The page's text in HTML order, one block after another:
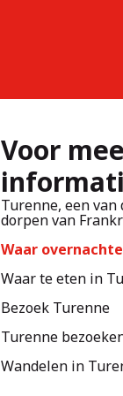
Voor
Turenne, een van
dorpen van
Waar
Waar te eten in
Bezoek Turenne
Turenne
Wandelen in